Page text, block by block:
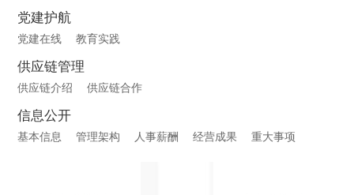
党建护航
党建在线 教育实践
供应链管理
供应链介绍 供应链合作
信息公开
基本信息 管理架构 人事薪酬 经营成果 重大事项